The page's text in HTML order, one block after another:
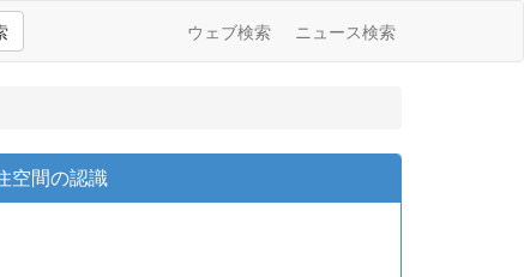
ウェブ検索 ニュース検索
空間の認識